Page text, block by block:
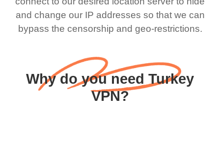
and change our IP addresses so that we can
bypass the censorship and geo-restrictions.
Why do you need Turkey
VPN?